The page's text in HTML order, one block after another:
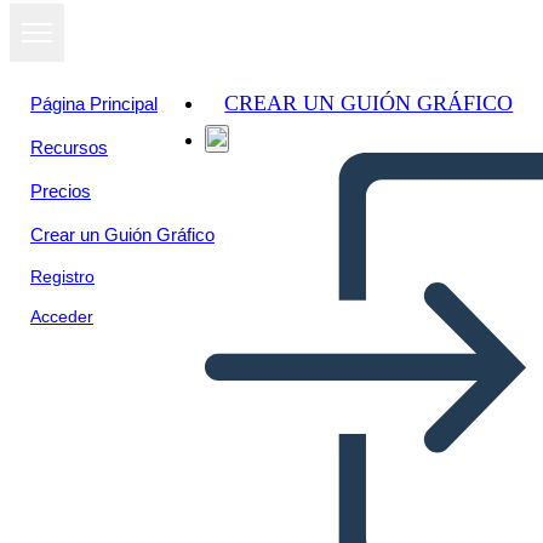
Página Principal
Recursos
Precios
Crear un Guión Gráfico
Registro
Acceder
CREAR UN GUIÓN GRÁFICO